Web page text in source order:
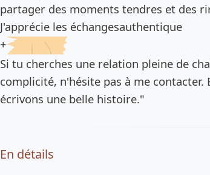
partager des moments tendres et des
J'apprécie les échangesauthentique
+
Si tu cherches une relation pleine de
complicité, n'hésite pas à me contacter.
écrivons une belle histoire."
En détails